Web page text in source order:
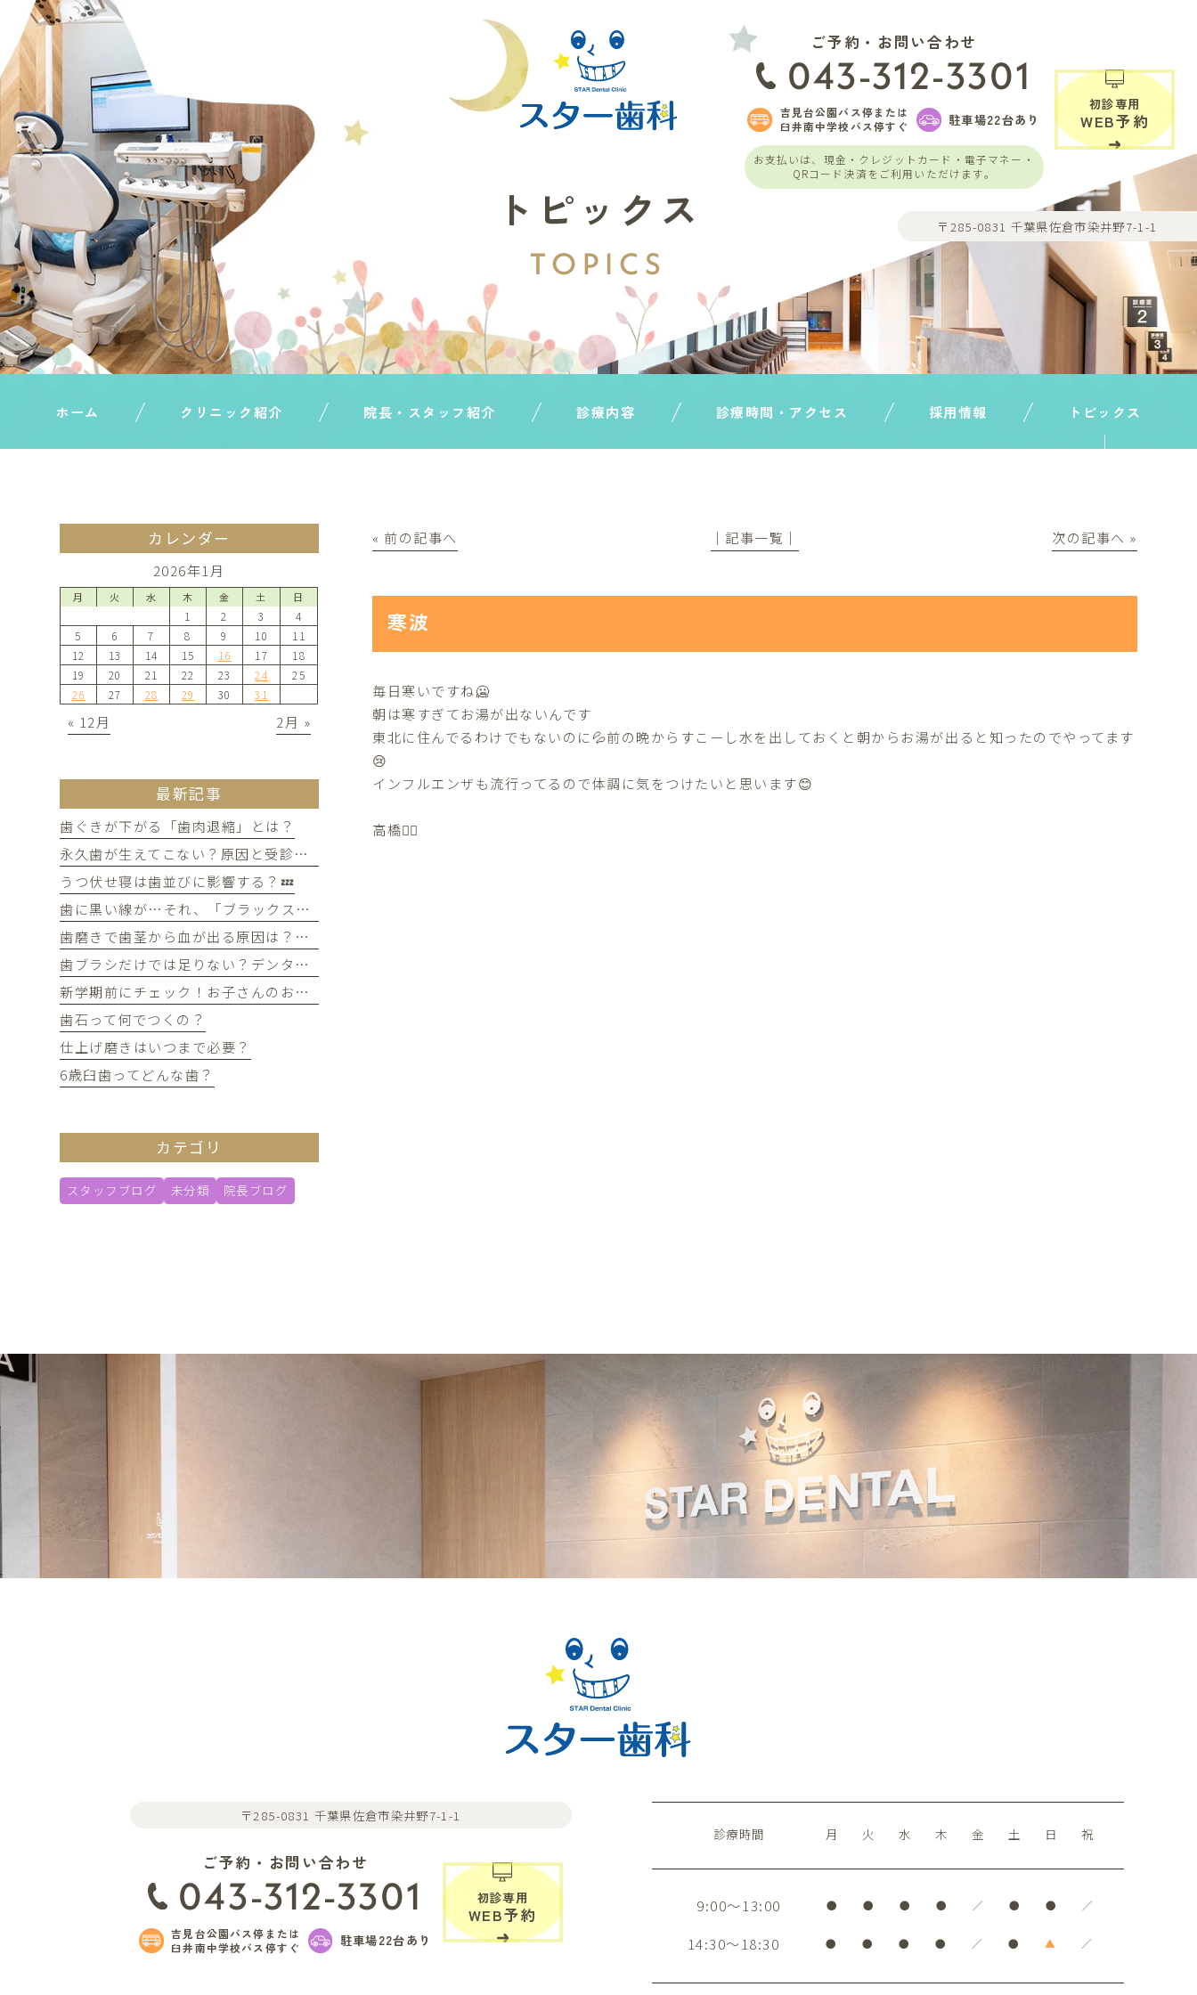
ご予約・お問い合わせ
043-312-3301
吉見台公園バス停または
臼井南中学校バス停すぐ
駐車場22台あり
お支払いは、現金・クレジットカード・電子マネー・
QRコード決済をご利用いただけます。
初診専用
WEB予約
〒285-0831 千葉県佐倉市染井野7-1-1
トピックス
TOPICS
ホーム クリニック紹介 院長・スタッフ紹介 診療内容 診療時間・アクセス 採用情報 トピックス
« 前の記事へ │記事一覧│ 次の記事へ »
寒波
毎日寒いですね🥶
朝は寒すぎてお湯が出ないんです
東北に住んでるわけでもないのに💦前の晩からすこーし水を出しておくと朝からお湯が出ると知ったのでやってます
😢
インフルエンザも流行ってるので体調に気をつけたいと思います😊
高橋🧚‍♀️
カレンダー
2026年1月
月 火 水 木 金 土 日
1 2 3
4
5
6 7 8 9 10
11
12
13 14 15 16 17
18
19
20 21 22 23 24
25
26
27 28 29 30 31
« 12月 2月 »
最新記事
歯ぐきが下がる「歯肉退縮」とは？
永久歯が生えてこない？原因と受診のタイミングについて
うつ伏せ寝は歯並びに影響する？💤
歯に黒い線が…それ、「ブラックステイン」かもしれません！
歯磨きで歯茎から血が出る原因は？痛みがなくても受診すべき判断基準
歯ブラシだけでは足りない？デンタルフロスを使うメリット
新学期前にチェック！お子さんのお口の健康、大丈夫？
歯石って何でつくの？
仕上げ磨きはいつまで必要？
6歳臼歯ってどんな歯？
カテゴリ
スタッフブログ 未分類 院長ブログ
〒285-0831 千葉県佐倉市染井野7-1-1
ご予約・お問い合わせ
043-312-3301
吉見台公園バス停または
臼井南中学校バス停すぐ
駐車場22台あり
初診専用
WEB予約
診療時間 月 火 水 木 金 土 日 祝
9:00～13:00 ● ● ● ● ／ ● ● ／
14:30～18:30 ● ● ● ● ／ ● ▲ ／